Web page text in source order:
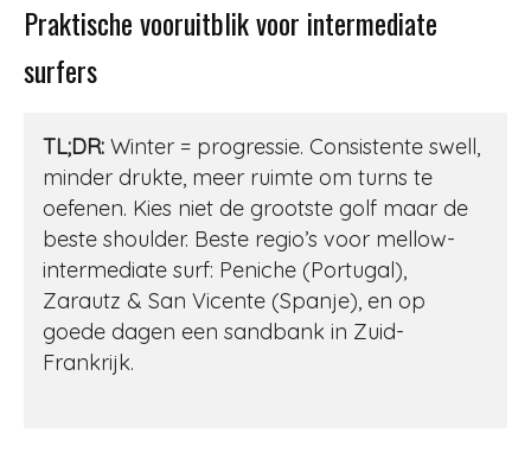
Praktische vooruitblik voor intermediate
surfers
TL;DR: Winter = progressie. Consistente swell,
minder drukte, meer ruimte om turns te
oefenen. Kies niet de grootste golf maar de
beste shoulder. Beste regio’s voor mellow-
intermediate surf: Peniche (Portugal),
Zarautz & San Vicente (Spanje), en op
goede dagen een sandbank in Zuid-
Frankrijk.